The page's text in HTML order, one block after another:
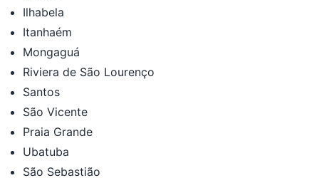
Ilhabela
Itanhaém
Mongaguá
Riviera de São Lourenço
Santos
São Vicente
Praia Grande
Ubatuba
São Sebastião